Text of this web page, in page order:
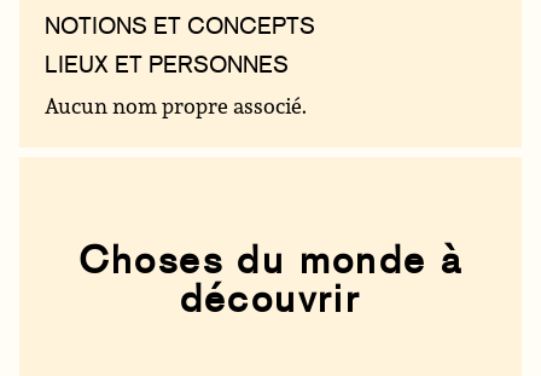
NOTIONS ET CONCEPTS
LIEUX ET PERSONNES
Aucun nom propre associé.
Choses du monde à
découvrir